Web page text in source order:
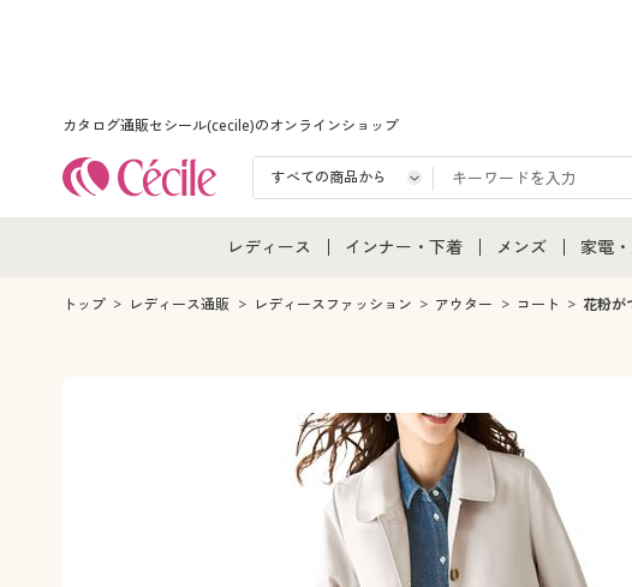
カタログ通販セシール(cecile)のオンラインショップ
レディース
レディース通販すべて
インナー・下着
インナー・下着通販すべて
メンズ下着
ジュニア・ティーンズ下着
メンズ
メンズ通販すべて
メンズ下着
家電
家電
トップ レディース通販 レディースファッション アウター コート 花粉が